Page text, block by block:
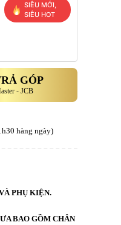
SIÊU MỚI,
SIÊU HOT
GÓP
- JCB
hàng ngày)
PHỤ KIỆN.
BAO GỒM CHÂN